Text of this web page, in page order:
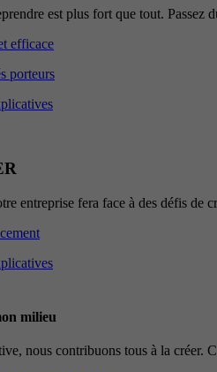
est plus fort que tout.
efficace
porteurs
entreprise fera face à des défis de
milieu
nous contribuons tous à la créer.